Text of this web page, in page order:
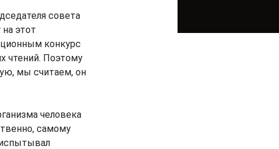
совета
этот
конкурс
чтений. Поэтому
мы считаем, он
человека
самому